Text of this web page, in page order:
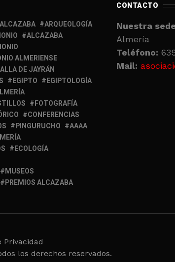
ARQUEOLOGÍA
ALCAZABA
ALMERIENSE
DE JAYRÁN
EGIPTO
EGIPTOLOGÍA
FOTOGRAFÍA
CONFERENCIAS
PINGURUCHO
AAAA
ECOLOGÍA
MUSEOS
PREMIOS ALCAZABA
CONTACTO
Nuestra
Almería
Teléfono:
Mail:
Privacidad
los derechos reservados.